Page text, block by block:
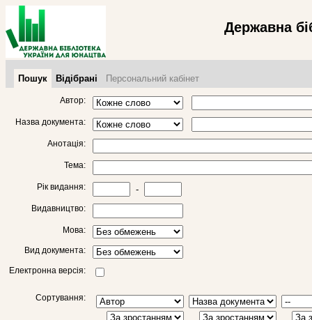
Державна
Пошук Відібрані Персональний кабінет
Автор:
Назва документа:
Анотація:
Тема:
Рік видання: -
Видавництво:
Мова:
Вид документа:
Електронна версія:
Сортування: